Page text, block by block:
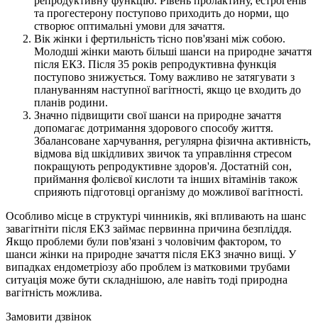
та прогестерону поступово приходить до норми, що
створює оптимальні умови для зачаття.
Вік жінки і фертильність тісно пов'язані між собою.
Молодші жінки мають більші шанси на природне зачаття
після ЕКЗ. Після 35 років репродуктивна функція
поступово знижується. Тому важливо не затягувати з
плануванням наступної вагітності, якщо це входить до
планів родини.
Значно підвищити свої шанси на природне зачаття
допомагає дотримання здорового способу життя.
Збалансоване харчування, регулярна фізична активність,
відмова від шкідливих звичок та управління стресом
покращують репродуктивне здоров'я. Достатній сон,
приймання фолієвої кислоти та інших вітамінів також
сприяють підготовці організму до можливої вагітності.
Особливо місце в структурі чинників, які впливають на шанс
завагітніти після ЕКЗ займає первинна причина безпліддя.
Якщо проблеми були пов'язані з чоловічим фактором, то
шанси жінки на природне зачаття після ЕКЗ значно вищі. У
випадках ендометріозу або проблем із матковими трубами
ситуація може бути складнішою, але навіть тоді природна
вагітність можлива.
Замовити дзвінок